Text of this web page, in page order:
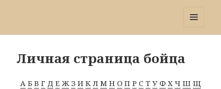
Личная страница бойца
А Б В Г Д Е Ж З И К Л М Н О П Р С Т У Ф Х Ч Ш Щ